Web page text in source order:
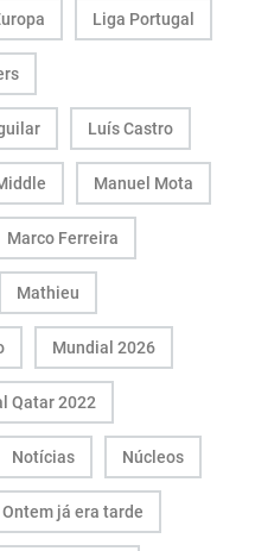
Liga Portugal
Luís Castro
Manuel Mota
Marco Ferreira
Mathieu
Mundial 2026
Qatar 2022
Notícias Núcleos
Ontem já era tarde